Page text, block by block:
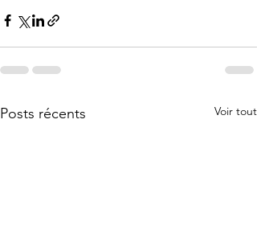
Posts récents Voir tout